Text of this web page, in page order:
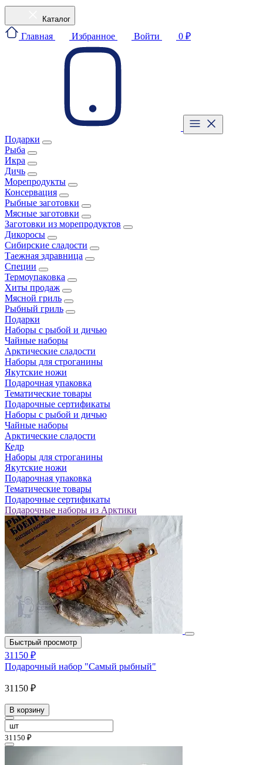
Каталог
Главная Избранное Войти 0 ₽
Подарки
Рыба
Икра
Дичь
Морепродукты
Консервация
Рыбные заготовки
Мясные заготовки
Заготовки из морепродуктов
Дикоросы
Сибирские сладости
Таежная здравница
Специи
Термоупаковка
Хиты продаж
Мясной гриль
Рыбный гриль
Подарки
Наборы с рыбой и дичью
Чайные наборы
Арктические сладости
Наборы для строганины
Якутские ножи
Подарочная упаковка
Тематические товары
Подарочные сертификаты
Наборы с рыбой и дичью
Чайные наборы
Арктические сладости
Кедр
Наборы для строганины
Якутские ножи
Подарочная упаковка
Тематические товары
Подарочные сертификаты
Подарочные наборы из Арктики
Быстрый просмотр
31150 ₽
Подарочный набор "Самый рыбный"
31150 ₽
В корзину
31150 ₽